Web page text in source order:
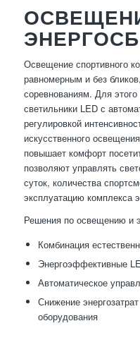
Освещение спортивного
равномерным и без
соревнованиям. Для
светильники LED с
регулировкой
искусственного
повышает комфорт
позволяют управлять
суток, количества
эксплуатацию комплекса
Решения по освещению и
Комбинация
Энергоэффективные
Автоматическое
Снижение
оборудования